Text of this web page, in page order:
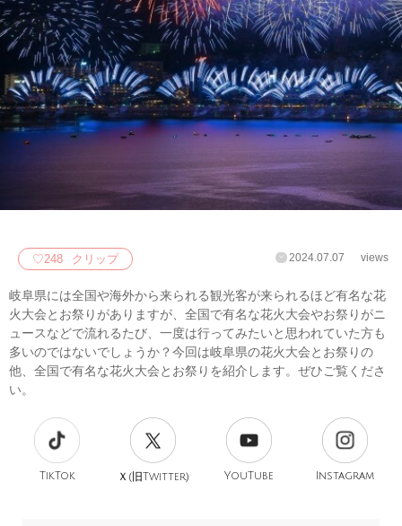
♡248 クリップ 2024.07.07 views
岐阜県には全国や海外から来られる観光客が来られるほど有名な花
火大会とお祭りがありますが、全国で有名な花火大会やお祭りがニ
ュースなどで流れるたび、一度は行ってみたいと思われていた方も
多いのではないでしょうか？今回は岐阜県の花火大会とお祭りの
他、全国で有名な花火大会とお祭りを紹介します。ぜひご覧くださ
い。
TikTok Ｘ(旧Twitter) YouTube Instagram